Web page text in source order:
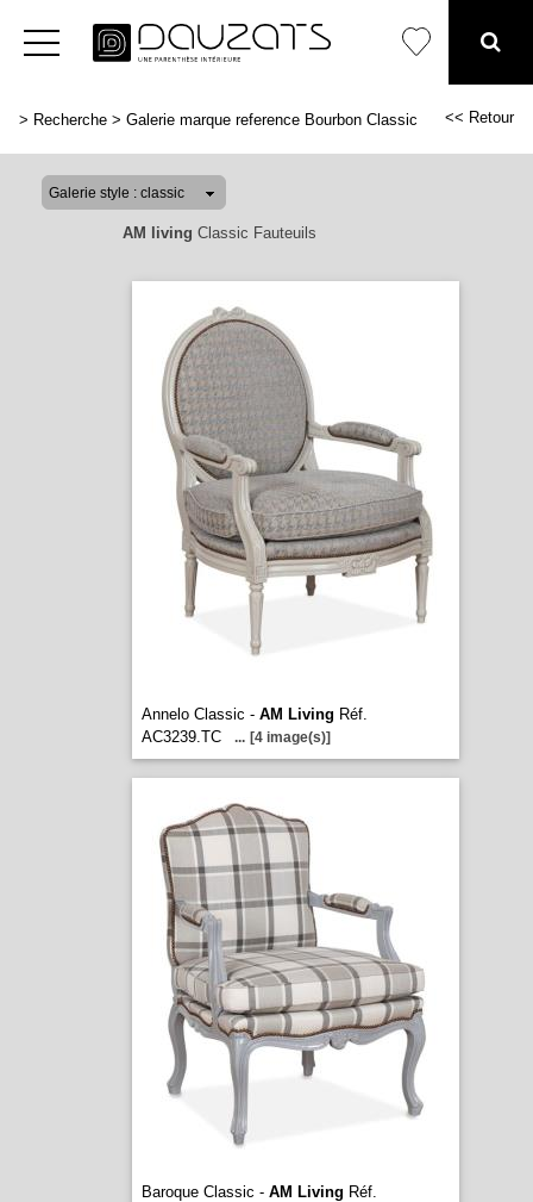
> Recherche > Galerie marque reference Bourbon Classic << Retour
AM living Classic Fauteuils
Annelo Classic - AM Living Réf.
AC3239.TC
... [4 image(s)]
Baroque Classic - AM Living Réf.